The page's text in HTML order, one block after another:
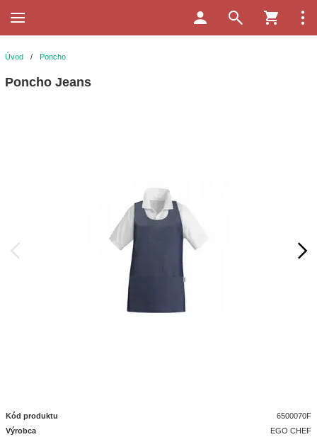
Úvod / Poncho
Poncho Jeans
Kód produktu
6500070F
Výrobca
EGO CHEF